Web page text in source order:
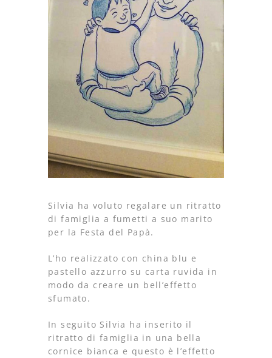
Silvia ha voluto regalare un ritratto
di famiglia a fumetti a suo marito
per la Festa del Papà.
L’ho realizzato con china blu e
pastello azzurro su carta ruvida in
modo da creare un bell’effetto
sfumato.
In seguito Silvia ha inserito il
ritratto di famiglia in una bella
cornice bianca e questo è l’effetto